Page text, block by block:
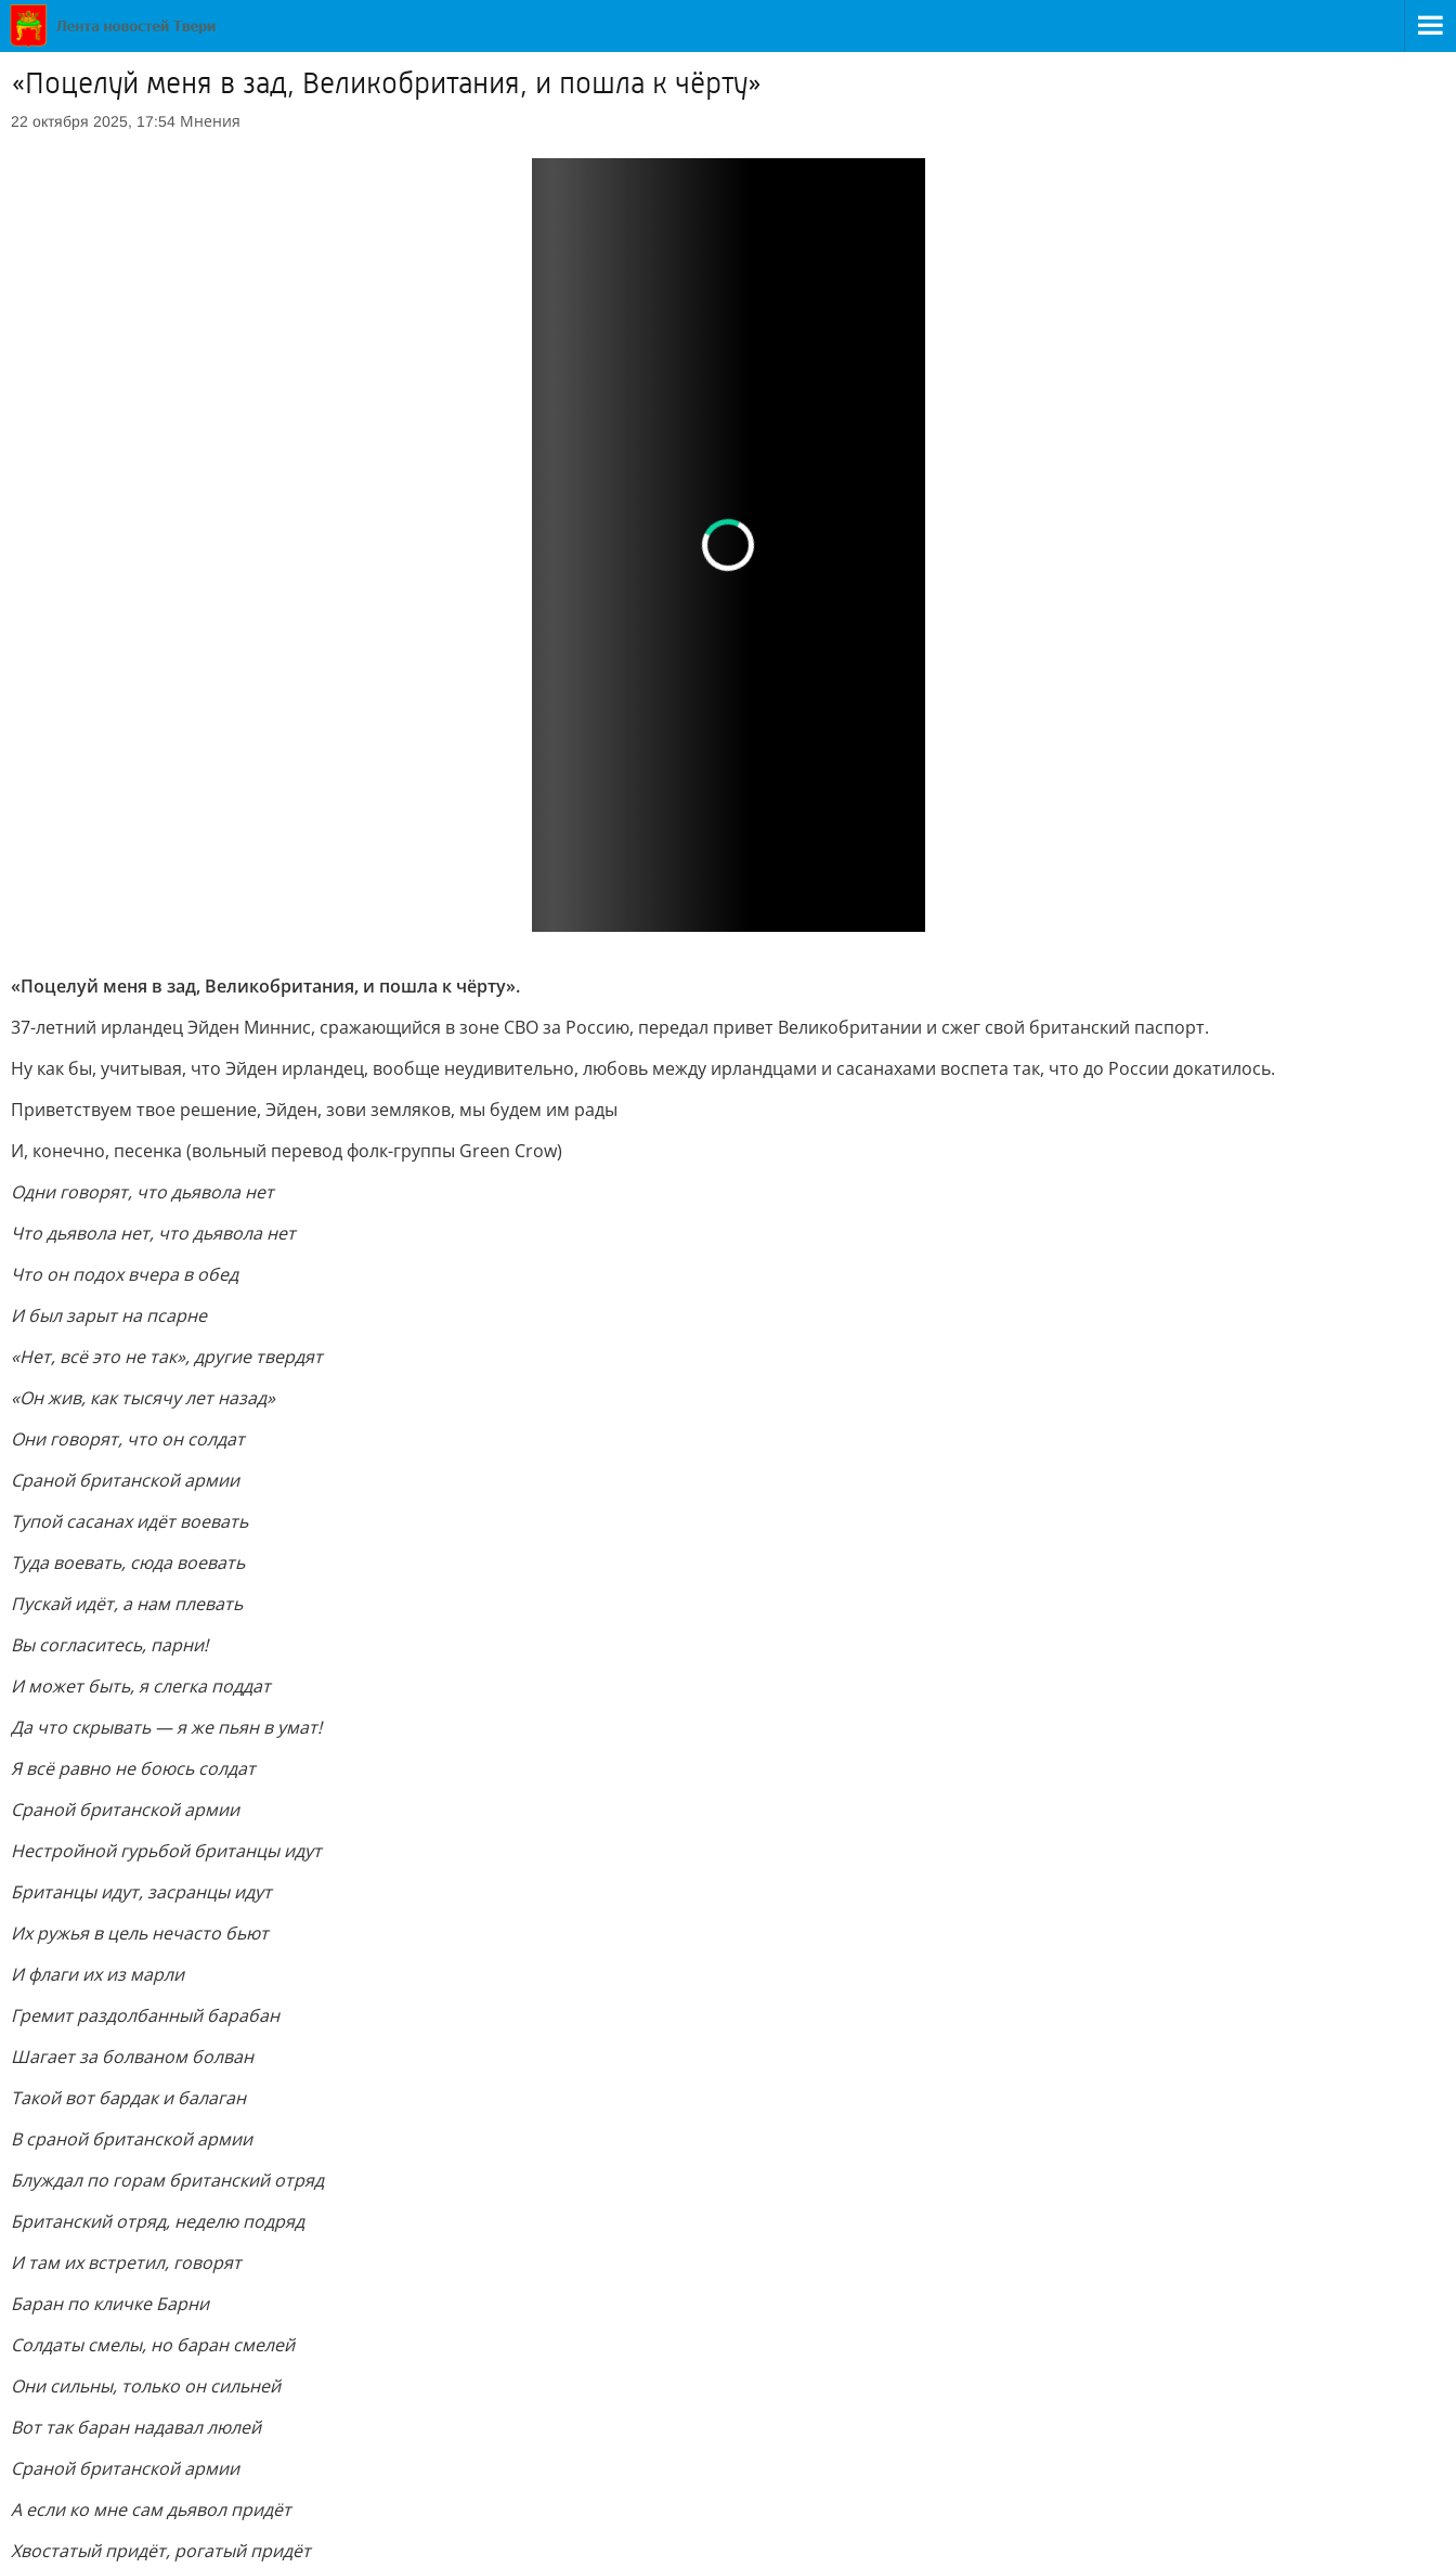
«Поцелуй меня в зад, Великобритания, и пошла к чёрту»
22 октября 2025, 17:54 Мнения
«Поцелуй меня в зад, Великобритания, и пошла к чёрту».
37-летний ирландец Эйден Миннис, сражающийся в зоне СВО за Россию, передал привет Великобритании и сжег свой британский паспорт.
Ну как бы, учитывая, что Эйден ирландец, вообще неудивительно, любовь между ирландцами и сасанахами воспета так, что до России докатилось.
Приветствуем твое решение, Эйден, зови земляков, мы будем им рады
И, конечно, песенка (вольный перевод фолк-группы Green Crow)
Одни говорят, что дьявола нет
Что дьявола нет, что дьявола нет
Что он подох вчера в обед
И был зарыт на псарне
«Нет, всё это не так», другие твердят
«Он жив, как тысячу лет назад»
Они говорят, что он солдат
Сраной британской армии
Тупой сасанах идёт воевать
Туда воевать, сюда воевать
Пускай идёт, а нам плевать
Вы согласитесь, парни!
И может быть, я слегка поддат
Да что скрывать — я же пьян в умат!
Я всё равно не боюсь солдат
Сраной британской армии
Нестройной гурьбой британцы идут
Британцы идут, засранцы идут
Их ружья в цель нечасто бьют
И флаги их из марли
Гремит раздолбанный барабан
Шагает за болваном болван
Такой вот бардак и балаган
В сраной британской армии
Блуждал по горам британский отряд
Британский отряд, неделю подряд
И там их встретил, говорят
Баран по кличке Барни
Солдаты смелы, но баран смелей
Они сильны, только он сильней
Вот так баран надавал люлей
Сраной британской армии
А если ко мне сам дьявол придёт
Хвостатый придёт, рогатый придёт